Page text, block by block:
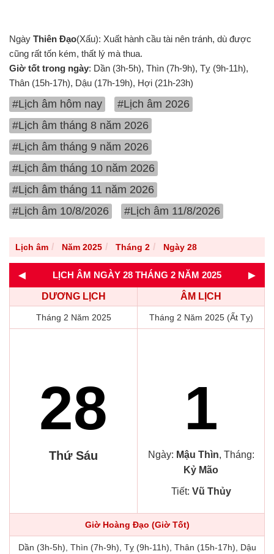
Ngày Thiên Đạo(Xấu): Xuất hành cầu tài nên tránh, dù được
cũng rất tốn kém, thất lý mà thua.
Giờ tốt trong ngày: Dần (3h-5h), Thìn (7h-9h), Tỵ (9h-11h),
Thân (15h-17h), Dậu (17h-19h), Hợi (21h-23h)
#Lịch âm hôm nay
#Lịch âm 2026
#Lịch âm tháng 8 năm 2026
#Lịch âm tháng 9 năm 2026
#Lịch âm tháng 10 năm 2026
#Lịch âm tháng 11 năm 2026
#Lịch âm 10/8/2026
#Lịch âm 11/8/2026
Lịch âm Năm 2025 Tháng 2 Ngày 28
◄ LỊCH ÂM NGÀY 28 THÁNG 2 NĂM 2025 ►
DƯƠNG LỊCH ÂM LỊCH
Tháng 2 Năm 2025 Tháng 2 Năm 2025 (Ất Tỵ)
28
Thứ Sáu
1
Ngày: Mậu Thìn, Tháng:
Kỷ Mão
Tiết: Vũ Thủy
Giờ Hoàng Đạo (Giờ Tốt)
Dần (3h-5h), Thìn (7h-9h), Tỵ (9h-11h), Thân (15h-17h), Dậu